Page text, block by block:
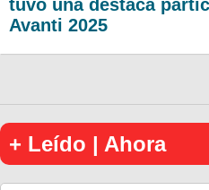
tuvo una destaca
Avanti 2025
+ Leído | Ahora